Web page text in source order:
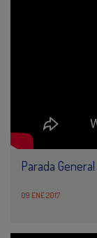
Parada
09 ENE 2017